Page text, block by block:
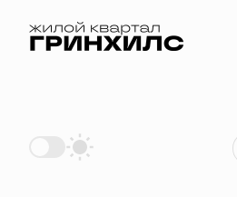
1-комнатная37.6 м